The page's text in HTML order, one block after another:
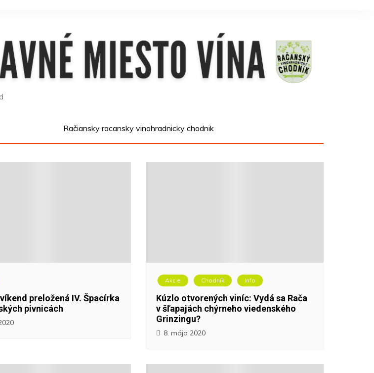
Račiansky racansky vinohradnicky chodnik
preložená IV. Špacírka
pivnicách
Akcie Chodník Info
Kúzlo otvorených viníc: Vydá sa Rača
v šľapajách chýrneho viedenského
Grinzingu?
8. mája 2020